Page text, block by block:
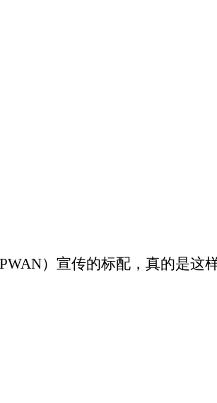
操作系统。2016年12月，Google发布
物联网产品铺平了道路。